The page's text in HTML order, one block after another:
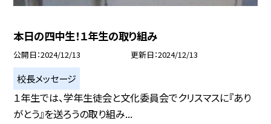
本日の四中生！１年生の取り組み
公開日 2024/12/13 更新日 2024/12/13
校長メッセージ
１年生では、学年生徒会と文化委員会でクリスマスに『あり
がとう』を送ろうの取り組み...